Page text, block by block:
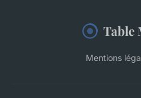
Table
Mentions